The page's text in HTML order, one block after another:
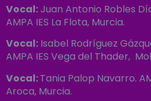
Vocal:Juan Antonio Robles
AMPA IES La Flota, Murcia.
Vocal: Isabel Rodríguez
AMPA IES Vega del Thader,
Vocal:Tania Palop Navarro.
Aroca, Murcia.